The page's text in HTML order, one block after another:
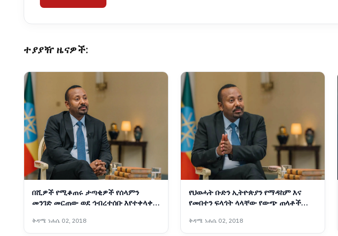
ተያያዥ ዜናዎች:
በሺዎች የሚቆጠሩ ታጣቂዎች የሰላምን
መንገድ መርጠው ወደ ኅብረተሰቡ እየተቀላቀሉ
ቅዳሜ ነሐሴ 02, 2018
የህወሓት ቡድን ኢትዮጵያን የማዳከም እና
የመበተን ፍላጎት ላላቸው የውጭ ጠላቶች
ሚኒስትር ዐቢይ አሕመድ (ዶ/ር)
ቅዳሜ ነሐሴ 02, 2018